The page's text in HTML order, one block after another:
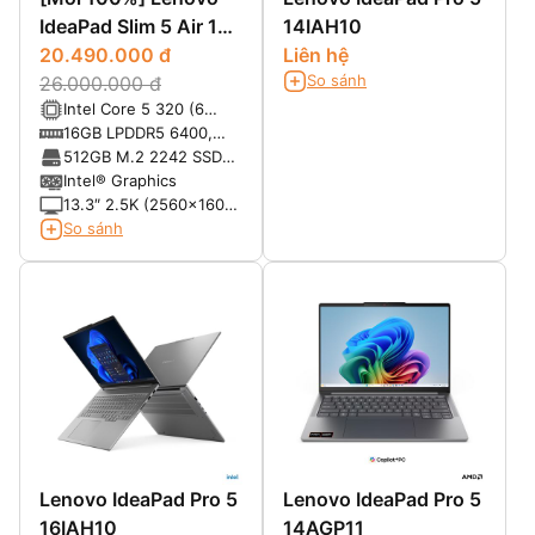
IdeaPad Slim 5 Air 13
2026 (Xiaoxin Air 13)
20.490.000 đ
26.000.000 đ
Intel Core 5 320 (6
nhân 6 luồng, có thể
đạt tới 4.6GHz với
turbo boost, 6MB
Cache)
16GB LPDDR5 6400,
không hỗ trợ nâng cấp
512GB M.2 2242 SSD
PCIe® NVMe®, PCIe®
4.0 x4
Intel® Graphics
13.3″ 2.5K (2560x1600)
IPS, màn nhám, chống
hình 16:10, 100% srgb,
màn giảm ánh sáng
xanh bảo vệ mắt TUV
So sánh
14IAH10
Liên hệ
So sánh
Lenovo IdeaPad Pro 5
16IAH10
Lenovo IdeaPad Pro 5
14AGP11